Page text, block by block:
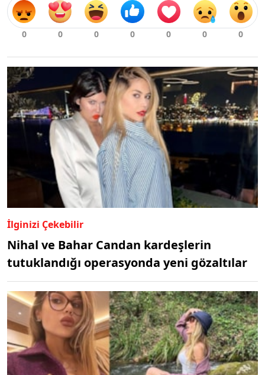
İlginizi Çekebilir
Nihal ve Bahar Candan kardeşlerin
tutuklandığı operasyonda yeni gözaltılar